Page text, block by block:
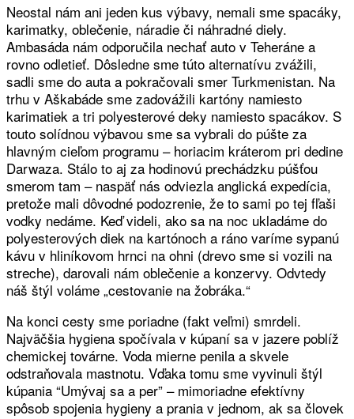
Neostal nám ani jeden kus výbavy, nemali sme spacáky,
karimatky, oblečenie, náradie či náhradné diely.
Ambasáda nám odporučila nechať auto v Teheráne a
rovno odletieť. Dôsledne sme túto alternatívu zvážili,
sadli sme do auta a pokračovali smer Turkmenistan. Na
trhu v Aškabáde sme zadovážili kartóny namiesto
karimatiek a tri polyesterové deky namiesto spacákov. S
touto solídnou výbavou sme sa vybrali do púšte za
hlavným cieľom programu – horiacim kráterom pri dedine
Darwaza. Stálo to aj za hodinovú prechádzku púšťou
smerom tam – naspäť nás odviezla anglická expedícia,
pretože mali dôvodné podozrenie, že to sami po tej fľaši
vodky nedáme. Keď videli, ako sa na noc ukladáme do
polyesterových diek na kartónoch a ráno varíme sypanú
kávu v hliníkovom hrnci na ohni (drevo sme si vozili na
streche), darovali nám oblečenie a konzervy. Odvtedy
náš štýl voláme „cestovanie na žobráka.“
Na konci cesty sme poriadne (fakt veľmi) smrdeli.
Najväčšia hygiena spočívala v kúpaní sa v jazere poblíž
chemickej továrne. Voda mierne penila a skvele
odstraňovala mastnotu. Vďaka tomu sme vyvinuli štýl
kúpania “Umývaj sa a per” – mimoriadne efektívny
spôsob spojenia hygieny a prania v jednom, ak sa človek